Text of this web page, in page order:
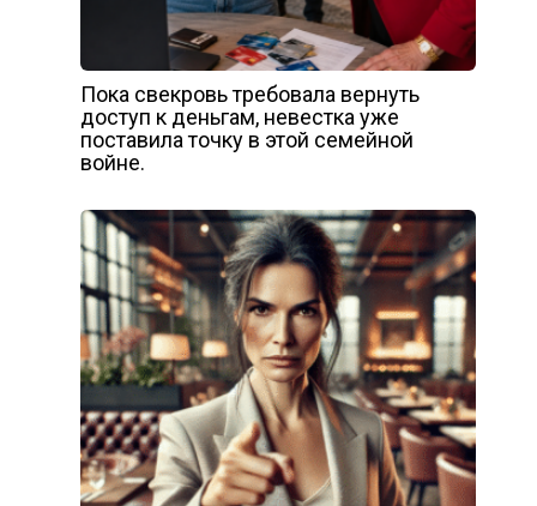
Пока свекровь требовала вернуть
доступ к деньгам, невестка уже
поставила точку в этой семейной
войне.